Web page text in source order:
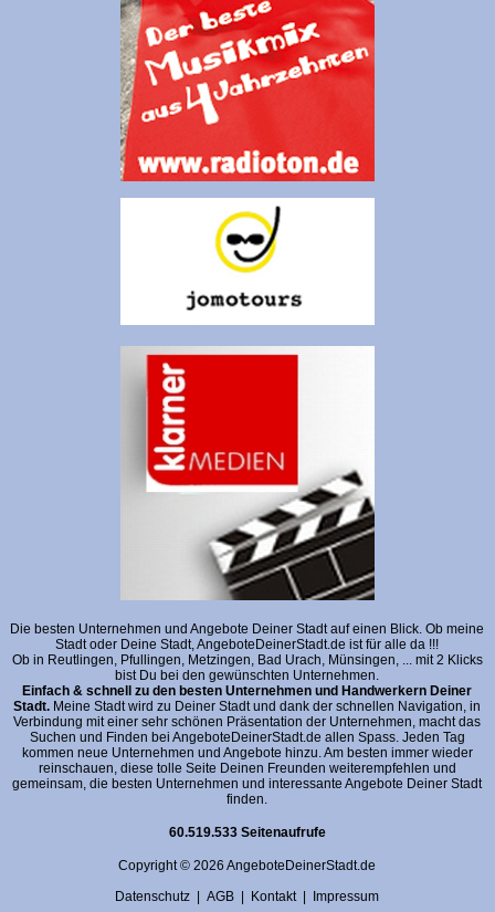
Die besten Unternehmen und Angebote Deiner Stadt auf einen Blick. Ob meine
Stadt oder Deine Stadt, AngeboteDeinerStadt.de ist für alle da !!!
Ob in Reutlingen, Pfullingen, Metzingen, Bad Urach, Münsingen, ... mit 2 Klicks
bist Du bei den gewünschten Unternehmen.
Einfach & schnell zu den besten Unternehmen und Handwerkern Deiner
Stadt. Meine Stadt wird zu Deiner Stadt und dank der schnellen Navigation, in
Verbindung mit einer sehr schönen Präsentation der Unternehmen, macht das
Suchen und Finden bei AngeboteDeinerStadt.de allen Spass. Jeden Tag
kommen neue Unternehmen und Angebote hinzu. Am besten immer wieder
reinschauen, diese tolle Seite Deinen Freunden weiterempfehlen und
gemeinsam, die besten Unternehmen und interessante Angebote Deiner Stadt
finden.
60.519.533 Seitenaufrufe
Copyright © 2026 AngeboteDeinerStadt.de
Datenschutz |AGB | Kontakt| Impressum